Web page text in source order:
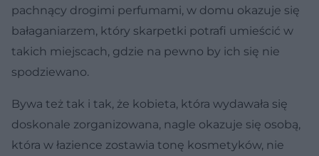
pachnący drogimi perfumami, w domu okazuje się
bałaganiarzem, który skarpetki potrafi umieścić w
takich miejscach, gdzie na pewno by ich się nie
spodziewano.
Bywa też tak i tak, że kobieta, która wydawała się
doskonale zorganizowana, nagle okazuje się osobą,
która w łazience zostawia tonę kosmetyków, nie